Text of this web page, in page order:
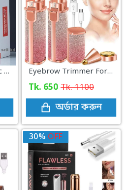
Rechargeable Electric Blackhead Removal Eyebrow Trimmer For Women, Facial Hair Remover For Lips, Nose Hair Removal Electric Trimmer 2 In 1
Tk. 650 Tk. 1100
অর্ডার করুন
30% OFF